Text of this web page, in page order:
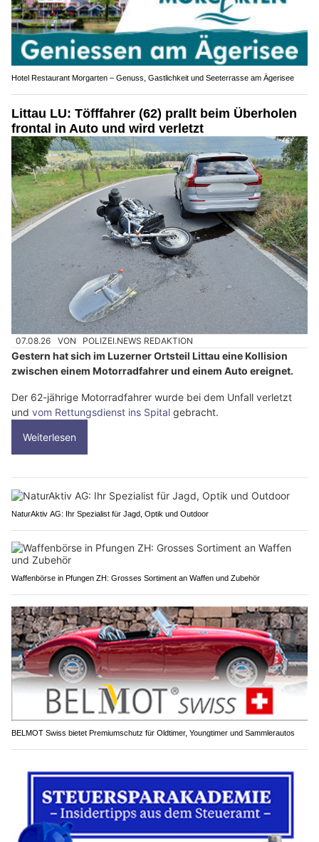
Hotel Restaurant Morgarten – Genuss, Gastlichkeit und Seeterrasse am Ägerisee
Littau LU: Töfffahrer (62) prallt beim Überholen
frontal in Auto und wird verletzt
07.08.26 VON POLIZEI.NEWS REDAKTION
Gestern hat sich im Luzerner Ortsteil Littau eine Kollision
zwischen einem Motorradfahrer und einem Auto ereignet.
Der 62-jährige Motorradfahrer wurde bei dem Unfall verletzt
und vom Rettungsdienst ins Spital gebracht.
Weiterlesen
NaturAktiv AG: Ihr Spezialist für Jagd, Optik und Outdoor
Waffenbörse in Pfungen ZH: Grosses Sortiment an Waffen und Zubehör
BELMOT Swiss bietet Premiumschutz für Oldtimer, Youngtimer und Sammlerautos